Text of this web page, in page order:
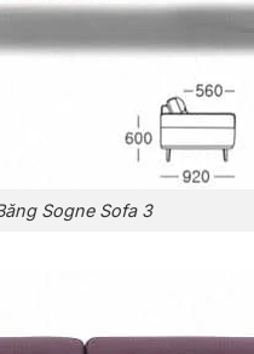
Sogne Sofa 3